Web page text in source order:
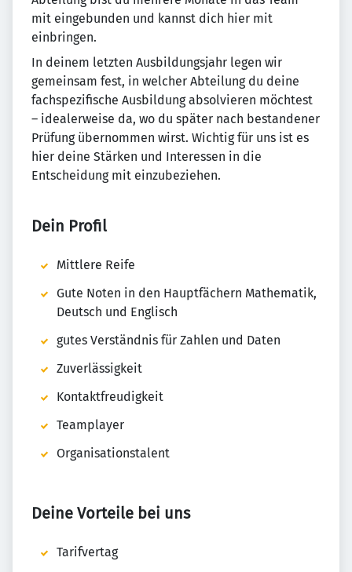
mit eingebunden und kannst dich hier mit
einbringen.
In deinem letzten Ausbildungsjahr legen wir
gemeinsam fest, in welcher Abteilung du deine
fachspezifische Ausbildung absolvieren möchtest
– idealerweise da, wo du später nach bestandener
Prüfung übernommen wirst. Wichtig für uns ist es
hier deine Stärken und Interessen in die
Entscheidung mit einzubeziehen.
Dein Profil
Mittlere Reife
Gute Noten in den Hauptfächern Mathematik,
Deutsch und Englisch
gutes Verständnis für Zahlen und Daten
Zuverlässigkeit
Kontaktfreudigkeit
Teamplayer
Organisationstalent
Deine Vorteile bei uns
Tarifvertag